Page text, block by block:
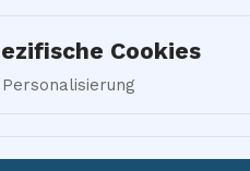
Ionenstrahlen
eng mit
Cookies